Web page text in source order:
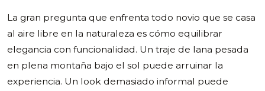
La gran pregunta que enfrenta todo novio que se casa
al aire libre en la naturaleza es cómo equilibrar
elegancia con funcionalidad. Un traje de lana pesada
en plena montaña bajo el sol puede arruinar la
experiencia. Un look demasiado informal puede